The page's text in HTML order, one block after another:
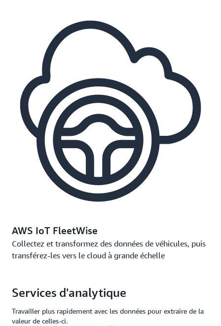
AWS IoT FleetWise
Collectez et transformez des données de véhicules, puis
transférez-les vers le cloud à grande échelle
Services d'analytique
Travailler plus rapidement avec les données pour extraire de la
valeur de celles-ci.